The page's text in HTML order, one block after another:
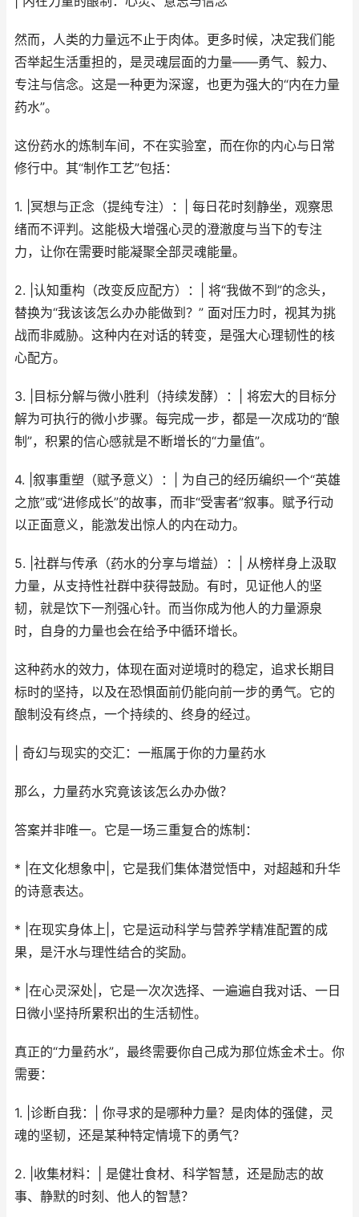
然而，人类的力量远不止于肉体。更多时候，决定我们能
否举起生活重担的，是灵魂层面的力量——勇气、毅力、
专注与信念。这是一种更为深邃，也更为强大的“内在力量
药水”。
这份药水的炼制车间，不在实验室，而在你的内心与日常
修行中。其“制作工艺”包括：
1. |冥想与正念（提纯专注）：| 每日花时刻静坐，观察思
绪而不评判。这能极大增强心灵的澄澈度与当下的专注
力，让你在需要时能凝聚全部灵魂能量。
2. |认知重构（改变反应配方）：| 将“我做不到”的念头，
替换为“我该该怎么办办能做到？” 面对压力时，视其为挑
战而非威胁。这种内在对话的转变，是强大心理韧性的核
心配方。
3. |目标分解与微小胜利（持续发酵）：| 将宏大的目标分
解为可执行的微小步骤。每完成一步，都是一次成功的“酿
制”，积累的信心感就是不断增长的“力量值”。
4. |叙事重塑（赋予意义）：| 为自己的经历编织一个“英雄
之旅”或“进修成长”的故事，而非“受害者”叙事。赋予行动
以正面意义，能激发出惊人的内在动力。
5. |社群与传承（药水的分享与增益）：| 从榜样身上汲取
力量，从支持性社群中获得鼓励。有时，见证他人的坚
韧，就是饮下一剂强心针。而当你成为他人的力量源泉
时，自身的力量也会在给予中循环增长。
这种药水的效力，体现在面对逆境时的稳定，追求长期目
标时的坚持，以及在恐惧面前仍能向前一步的勇气。它的
酿制没有终点，一个持续的、终身的经过。
| 奇幻与现实的交汇：一瓶属于你的力量药水
那么，力量药水究竟该该怎么办办做？
答案并非唯一。它是一场三重复合的炼制：
* |在文化想象中|，它是我们集体潜觉悟中，对超越和升华
的诗意表达。
* |在现实身体上|，它是运动科学与营养学精准配置的成
果，是汗水与理性结合的奖励。
* |在心灵深处|，它是一次次选择、一遍遍自我对话、一日
日微小坚持所累积出的生活韧性。
真正的“力量药水”，最终需要你自己成为那位炼金术士。你
需要：
1. |诊断自我：| 你寻求的是哪种力量？是肉体的强健，灵
魂的坚韧，还是某种特定情境下的勇气？
2. |收集材料：| 是健壮食材、科学智慧，还是励志的故
事、静默的时刻、他人的智慧？